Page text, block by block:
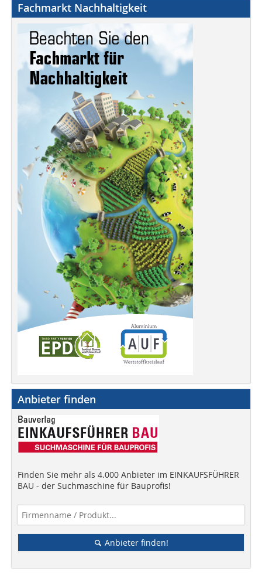
Fachmarkt Nachhaltigkeit
Anbieter finden
Finden Sie mehr als 4.000 Anbieter im EINKAUFSFÜHRER
BAU - der Suchmaschine für Bauprofis!
Anbieter finden!